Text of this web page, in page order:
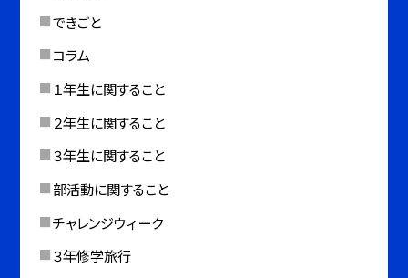
できごと
コラム
１年生に関すること
２年生に関すること
３年生に関すること
部活動に関すること
チャレンジウィーク
３年修学旅行